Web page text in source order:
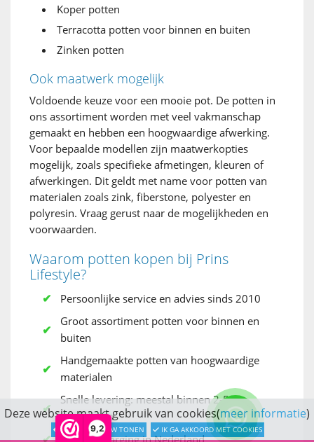
9,2
Koper potten
Terracotta potten voor binnen en buiten
Zinken potten
Ook maatwerk mogelijk
Voldoende keuze voor een mooie pot. De potten in
ons assortiment worden met veel vakmanschap
gemaakt en hebben een hoogwaardige afwerking.
Voor bepaalde modellen zijn maatwerkopties
mogelijk, zoals specifieke afmetingen, kleuren of
afwerkingen. Dit geldt met name voor potten van
materialen zoals zink, fiberstone, polyester en
polyresin. Vraag gerust naar de mogelijkheden en
voorwaarden.
Waarom potten kopen bij Prins
Lifestyle?
Persoonlijke service en advies sinds 2010
Groot assortiment potten voor binnen en
buiten
Handgemaakte potten van hoogwaardige
materialen
Snelle levering: meestal binnen 2-5
werkdagen
Gratis bezorging in Nederland
Deze website maakt gebruik van cookies(meer informatie)
LATER OPNIEUW TONEN IK GA AKKOORD MET COOKIES